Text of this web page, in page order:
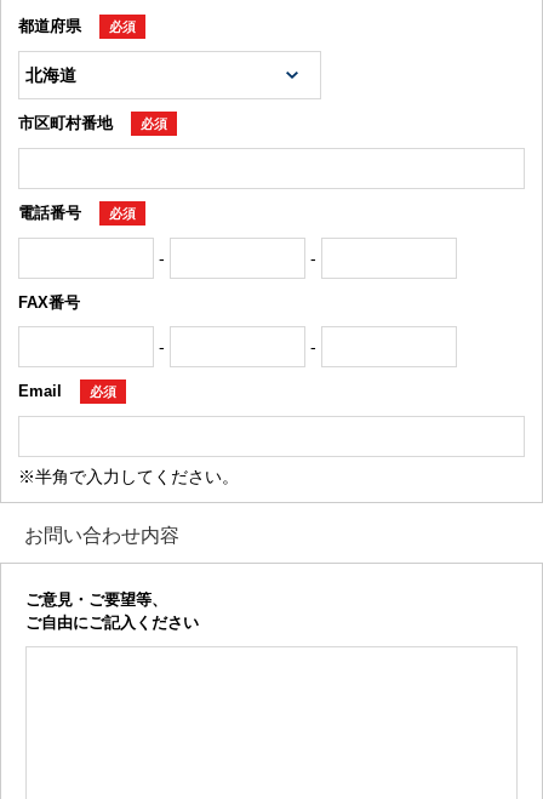
都道府県 必須
市区町村番地 必須
電話番号 必須
- -
FAX番号
- -
Email 必須
※半角で入力してください。
お問い合わせ内容
ご意見・ご要望等、
ご自由にご記入ください